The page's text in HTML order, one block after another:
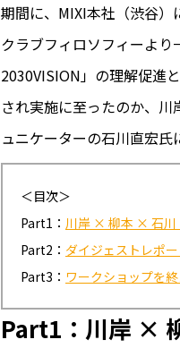
期間に、MIXI本社（渋谷）
クラブフィロソフィーよ
2030VISION」の理解促進
され実施に至ったのか、
ュニケーターの石川直宏氏
＜目次＞
Part1： 川岸 × 柳本 × 石川
Part2： ダイジェストレポー
Part3： ワークショップを終
Part1：川岸 ×